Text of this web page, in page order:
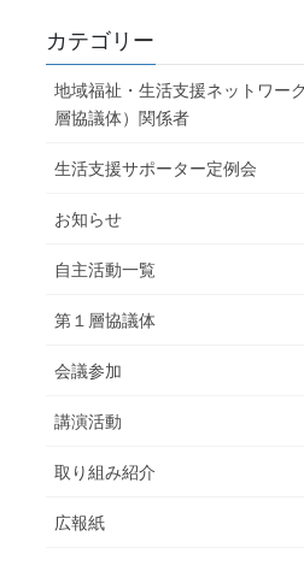
カテゴリー
地域福祉・生活支援ネットワー
層協議体）関係者
生活支援サポーター定例会
お知らせ
自主活動一覧
第１層協議体
会議参加
講演活動
取り組み紹介
広報紙